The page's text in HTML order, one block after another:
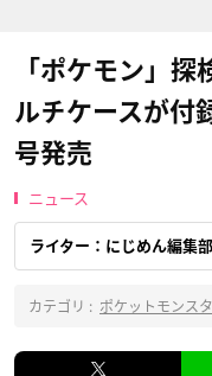
「ポケモン」
ルチケースが付
号発売
ニュース
ライター：にじめん編集部
カテゴリ : ポケットモンス